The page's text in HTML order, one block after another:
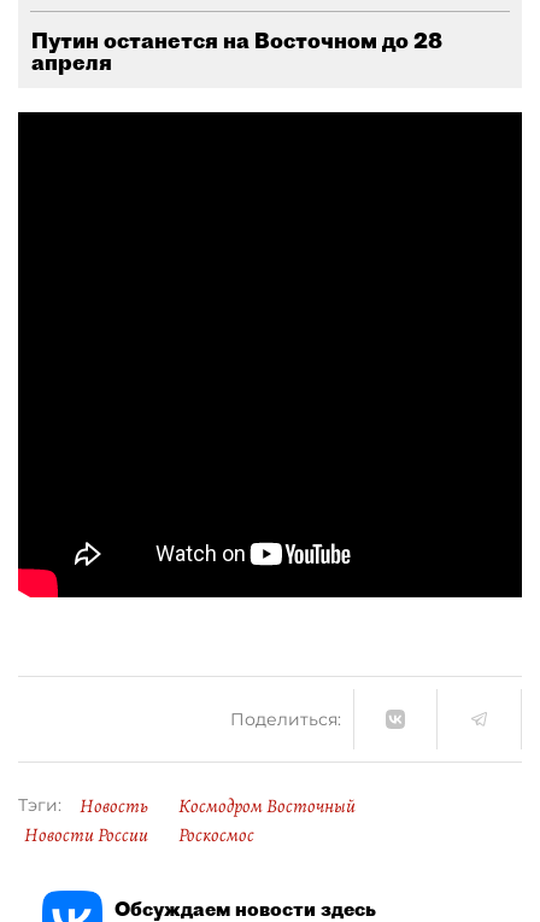
Путин останется на Восточном до 28
апреля
Поделиться:
Тэги: Новость
Космодром Восточный
Новости России
Роскосмос
Обсуждаем новости здесь